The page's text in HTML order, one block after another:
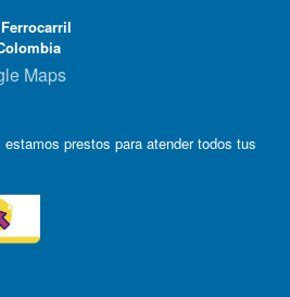
Maps
prestos para atender todos tus